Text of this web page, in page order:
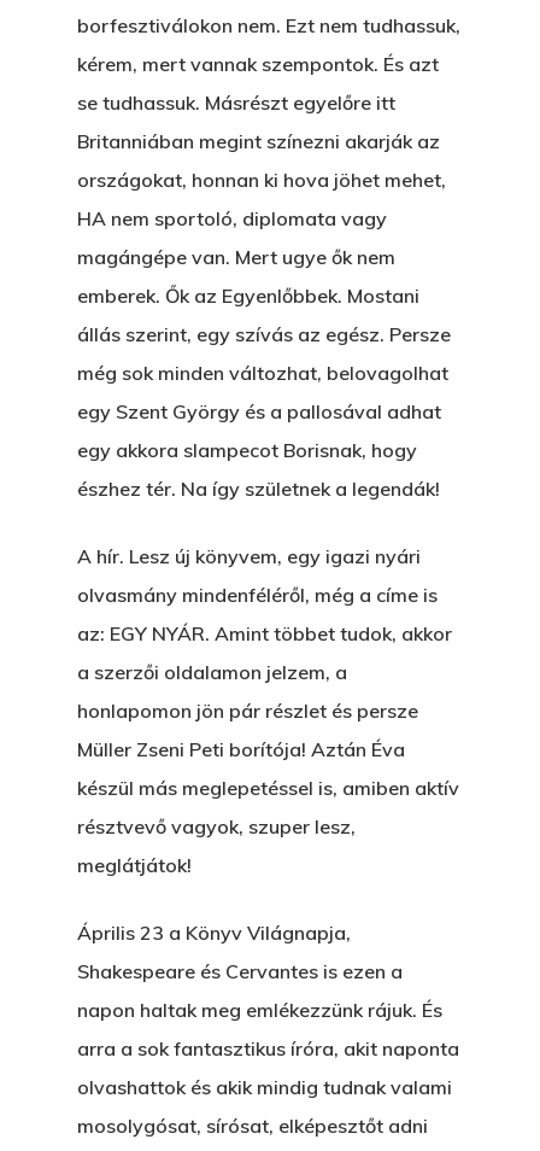
borfesztiválokon nem. Ezt nem tudhassuk,
kérem, mert vannak szempontok. És azt
se tudhassuk. Másrészt egyelőre itt
Britanniában megint színezni akarják az
országokat, honnan ki hova jöhet mehet,
HA nem sportoló, diplomata vagy
magángépe van. Mert ugye ők nem
emberek. Ők az Egyenlőbbek. Mostani
állás szerint, egy szívás az egész. Persze
még sok minden változhat, belovagolhat
egy Szent György és a pallosával adhat
egy akkora slampecot Borisnak, hogy
észhez tér. Na így születnek a legendák!
A hír. Lesz új könyvem, egy igazi nyári
olvasmány mindenféléről, még a címe is
az: EGY NYÁR. Amint többet tudok, akkor
a szerzői oldalamon jelzem, a
honlapomon jön pár részlet és persze
Müller Zseni Peti borítója! Aztán Éva
készül más meglepetéssel is, amiben aktív
résztvevő vagyok, szuper lesz,
meglátjátok!
Április 23 a Könyv Világnapja,
Shakespeare és Cervantes is ezen a
napon haltak meg emlékezzünk rájuk. És
arra a sok fantasztikus íróra, akit naponta
olvashattok és akik mindig tudnak valami
mosolygósat, sírósat, elképesztőt adni